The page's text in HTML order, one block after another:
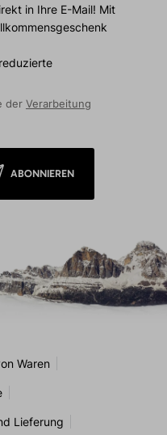
in Ihre E-Mail! Mit
der Verarbeitung
ABONNIEREN
Waren
Lieferung